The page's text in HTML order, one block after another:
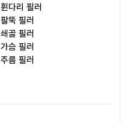
휜다리 필러
팔뚝 필러
쇄골 필러
가슴 필러
주름 필러